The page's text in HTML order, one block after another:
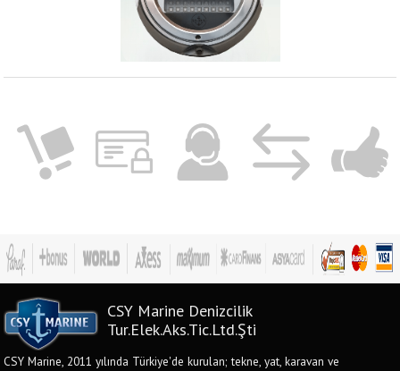
CSY Marine Denizcilik
Tur.Elek.Aks.Tic.Ltd.Şti
CSY Marine, 2011 yılında Türkiye'de kurulan; tekne, yat, karavan ve